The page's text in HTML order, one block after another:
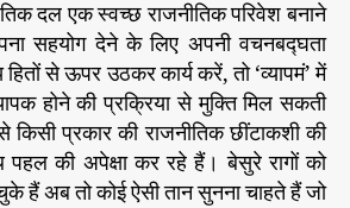
दल एक स्वच्छ राजनीतिक परिवेश बनाने
सहयोग देने के लिए अपनी वचनबद्घता
से ऊपर उठकर कार्य करें, तो ‘व्यापमं’ में
होने की प्रक्रिया से मुक्ति मिल सकती
किसी प्रकार की राजनीतिक छींटाकशी की
की अपेक्षा कर रहे हैं। बेसुरे रागों को
अब तो कोई ऐसी तान सुनना चाहते हैं जो